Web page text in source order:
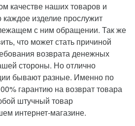
качестве наших товаров и
изделие прослужит
с ним обращении. Так же
что может стать причиной
возврата денежных
стороны. Но отлично
бывают разные. Именно по
гарантию на возврат товара
штучный товар
интернет-магазине.